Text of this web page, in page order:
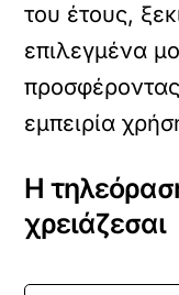
του έτους,
επιλεγμένα
εμπειρία
Η
χρειάζεσαι